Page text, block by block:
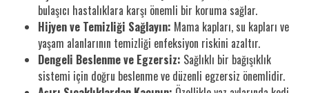
bulaşıcı hastalıklara karşı önemli bir koruma sağlar.
Hijyen ve Temizliği Sağlayın: Mama kapları, su kapları ve
yaşam alanlarının temizliği enfeksiyon riskini azaltır.
Dengeli Beslenme ve Egzersiz: Sağlıklı bir bağışıklık
sistemi için doğru beslenme ve düzenli egzersiz önemlidir.